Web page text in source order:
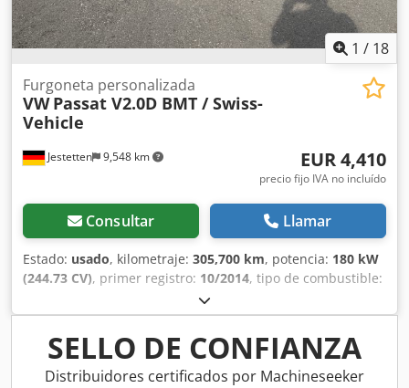
¡Con gusto aceptamos su vehículo usado como parte del
pago! * Financiac
1 / 18
Jestetten 9,548 km
Furgoneta personalizada
VW Passat V2.0D BMT / Swiss-
Vehicle
EUR 4,410
precio fijo IVA no incluído
Consultar Llamar
Estado: usado, kilometraje: 305,700 km, potencia: 180 kW
(244.73 CV), primer registro: 10/2014, tipo de combustible:
1,580 kg, peso máximo de la carga:
620 kg, tamaño del neumático:235 / 45 R 17 / 8mm,
próxima inspección (TÜV):
09/2021, cabina del conductor:
cabina del conductor, tipo de engranaje:automático,
clase de emisión:Euro 5, número de asientos:5, ancho
SELLO DE CONFIANZA
Distribuidores certificados por Machineseeker